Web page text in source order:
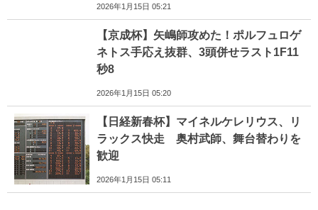
2026年1月15日 05:21
【京成杯】矢嶋師攻めた！ポルフュロゲ
ネトス手応え抜群、3頭併せラスト1F11
秒8
2026年1月15日 05:20
【日経新春杯】マイネルケレリウス、リ
ラックス快走 奥村武師、舞台替わりを
歓迎
2026年1月15日 05:11